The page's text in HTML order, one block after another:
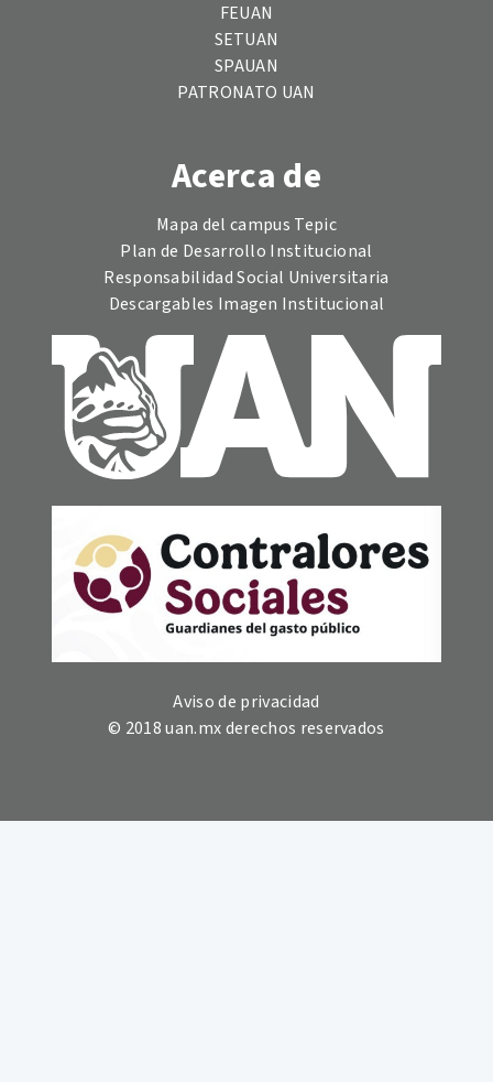
FEUAN
SETUAN
SPAUAN
PATRONATO UAN
Acerca de
Mapa del campus Tepic
Plan de Desarrollo Institucional
Responsabilidad Social Universitaria
Descargables Imagen Institucional
Aviso de privacidad
© 2018 uan.mx derechos reservados